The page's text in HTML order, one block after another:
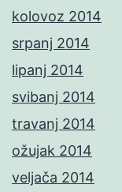
kolovoz 2014
srpanj 2014
lipanj 2014
svibanj 2014
travanj 2014
ožujak 2014
veljača 2014